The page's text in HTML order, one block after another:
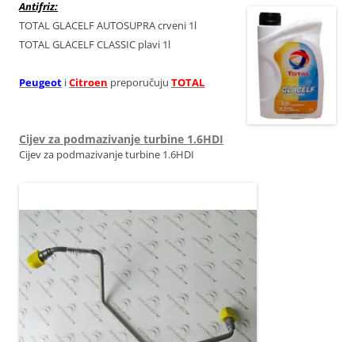
Antifriz:
TOTAL GLACELF AUTOSUPRA crveni 1l
TOTAL GLACELF CLASSIC plavi 1l
Peugeot iCitroen preporučuju TOTAL
Cijev za podmazivanje turbine 1.6HDI
Cijev za podmazivanje turbine 1.6HDI